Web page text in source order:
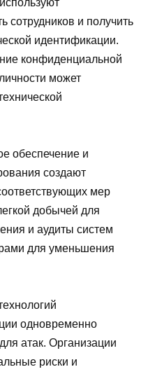
сотрудников и получить
идентификации.
конфиденциальной
может
обеспечение и
создают
мер
добычей для
и аудиты систем
для уменьшения
одновременно
атак. Организации
риски и